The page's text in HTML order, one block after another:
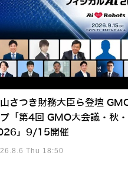
さつき財務大臣ら登壇
「第4回 GMO大会議・秋
」9/15開催
Thu 18:50